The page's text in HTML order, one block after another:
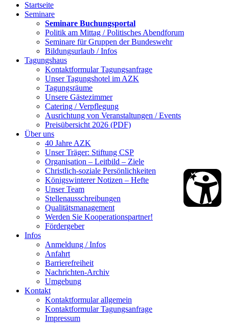
Startseite
Seminare
Seminare Buchungsportal
Politik am Mittag / Politisches Abendforum
Seminare für Gruppen der Bundeswehr
Bildungsurlaub / Infos
Tagungshaus
Kontaktformular Tagungsanfrage
Unser Tagungshotel im AZK
Tagungsräume
Unsere Gästezimmer
Catering / Verpflegung
Ausrichtung von Veranstaltungen / Events
Preisübersicht 2026 (PDF)
Über uns
40 Jahre AZK
Unser Träger: Stiftung CSP
Organisation – Leitbild – Ziele
Christlich-soziale Persönlichkeiten
Königswinterer Notizen – Hefte
Unser Team
Stellenausschreibungen
Qualitätsmanagement
Werden Sie Kooperationspartner!
Fördergeber
Infos
Anmeldung / Infos
Anfahrt
Barrierefreiheit
Nachrichten-Archiv
Umgebung
Kontakt
Kontaktformular allgemein
Kontaktformular Tagungsanfrage
Impressum